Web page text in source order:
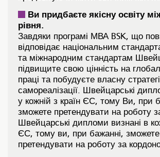
Ви придбаєте якісну освіту
рівня.
Завдяки програмі МВА BSK, що
відповідає національним
та міжнародним стандартам
підвищите свою цінність на
праці та побудуєте власну
самореалізації. Швейцарські
у кожній з країн ЄС, тому Ви, при
зможете претендувати на роботу
Швейцарські дипломи визнані в
ЄС, тому ви, при бажанні, зможете
претендувати на роботу за